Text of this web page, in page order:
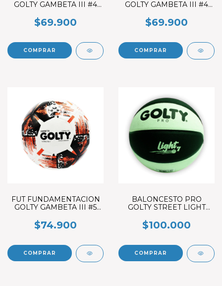
GOLTY GAMBETA III #4
$69.900
GOLTY GAMBETA III #4
$69.900
FUT FUNDAMENTACION
GOLTY GAMBETA III #5
$74.900
BALONCESTO PRO
GOLTY STREET LIGHT
NEGRO/VERDE
$100.000